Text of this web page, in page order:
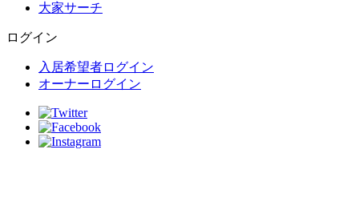
大家サーチ
ログイン
入居希望者ログイン
オーナーログイン